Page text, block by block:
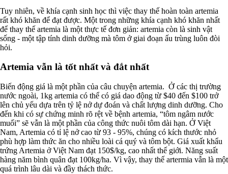
Tuy nhiên, về khía cạnh sinh học thì việc thay thế hoàn toàn artemia
rất khó khăn để đạt được. Một trong những khía cạnh khó khăn nhất
để thay thế artemia là một thực tế đơn giản: artemia còn là sinh vật
sống - một tập tính dinh dưỡng mà tôm ở giai đoạn ấu trùng luôn đòi
hỏi.
Artemia vẫn là tốt nhất và đắt nhất
Biến động giá là một phần của câu chuyện artemia. Ở các thị trường
nước ngoài, 1kg artemia có thể có giá dao động từ $40 đến $100 trở
lên chủ yếu dựa trên tỷ lệ nở dự đoán và chất lượng dinh dưỡng. Cho
đến khi có sự chứng minh rõ rệt về bệnh artemia, “tôm ngâm nước
muối” sẽ vẫn là một phần của công thức nuôi tôm dài hạn. Ở Việt
Nam, Artemia có tỉ lệ nở cao từ 93 - 95%, chúng có kích thước nhỏ
phù hợp làm thức ăn cho nhiều loài cá quý và tôm bột. Giá xuất khẩu
trứng Artemia ở Việt Nam đạt 150$/kg, cao nhất thế giới. Năng suất
hàng năm bình quân đạt 100kg/ha. Vì vậy, thay thế artermia vẫn là một
quá trình lâu dài và đầy thách thức.